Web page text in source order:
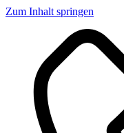
Zum Inhalt springen